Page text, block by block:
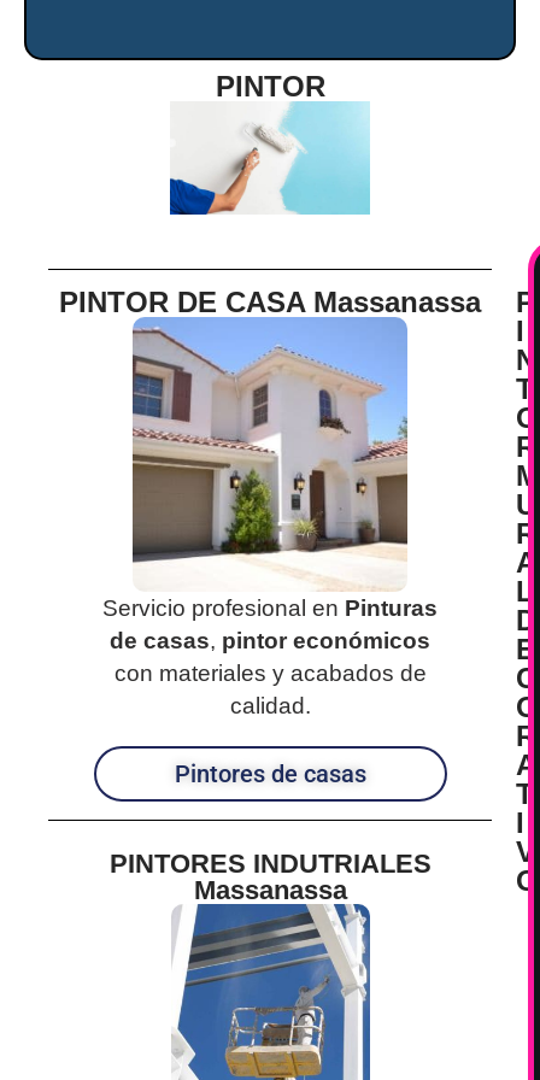
PINTOR
PINTOR DE CASA Massanassa
Servicio profesional en Pinturas
de casas, pintor económicos
con materiales y acabados de
calidad.
Pintores de casas
PINTORES INDUTRIALES
Massanassa
P
I
N
T
O
R
M
U
R
A
L
D
E
C
O
R
A
T
I
V
O